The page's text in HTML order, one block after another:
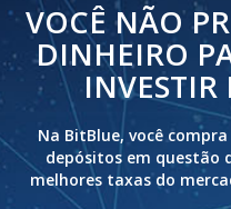
VOCÊ NÃO
DINHEIRO
Na BitBlue, você
depósitos em questão
melhores taxas do